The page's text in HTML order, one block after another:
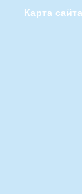
Карта сайта